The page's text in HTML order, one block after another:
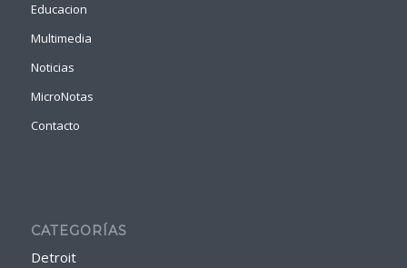
Educacion
Multimedia
Noticias
MicroNotas
Contacto
CATEGORÍAS
Detroit